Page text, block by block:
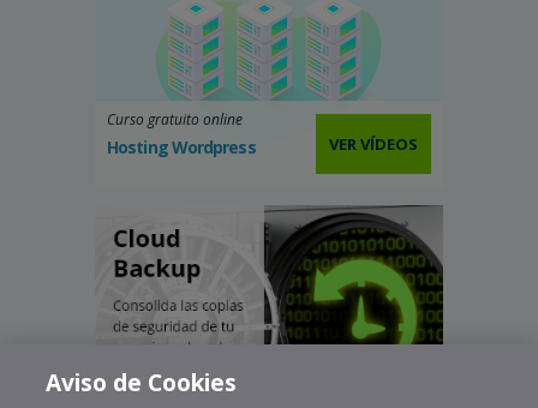
Curso gratuito online
Hosting Wordpress VER VÍDEOS
Aviso de Cookies